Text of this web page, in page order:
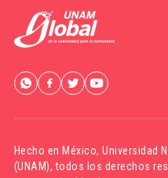
Hecho en México,Universidad
(UNAM), todos los derechos